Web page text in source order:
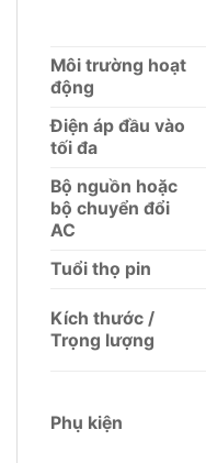
Môi trường hoạt
động
Điện áp đầu vào
tối đa
Bộ nguồn hoặc
bộ chuyển đổi
AC
Tuổi thọ pin
Kích thước /
Trọng lượng
Phụ kiện